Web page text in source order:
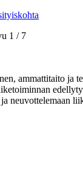
1 / 7
ammattitaito ja
neuvottelemaan